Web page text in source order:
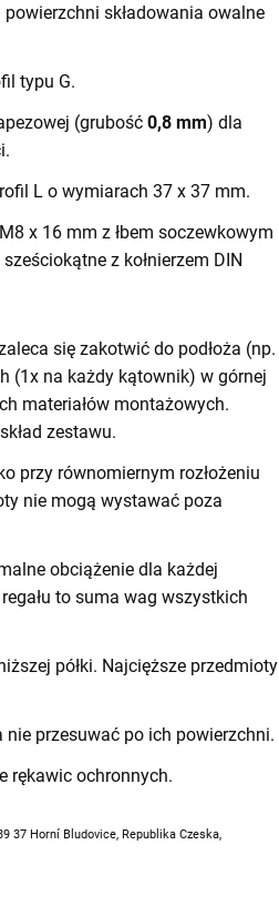
składowania owalne
typu G.
(grubość 0,8 mm) dla
L o wymiarach 37 x 37 mm.
x 16 mm z łbem soczewkowym
z kołnierzem DIN
się zakotwić do podłoża (np.
(1x na każdy kątownik) w górnej
materiałów montażowych.
zestawu.
przy równomiernym rozłożeniu
nie mogą wystawać poza
obciążenie dla każdej
to suma wag wszystkich
półki. Najcięższe przedmioty
nie przesuwać po ich powierzchni.
rękawic ochronnych.
37 Horní Bludovice, Republika Czeska,